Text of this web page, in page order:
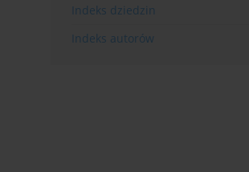
Indeks dziedzin
Indeks autorów